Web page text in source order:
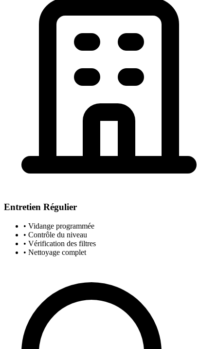
Entretien Régulier
• Vidange programmée
• Contrôle du niveau
• Vérification des filtres
• Nettoyage complet